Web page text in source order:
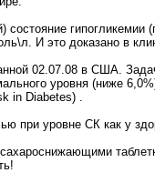
И это доказано в
02.07.08 в США.
уровня (ниже
in Diabetes) .
при уровне СК как у